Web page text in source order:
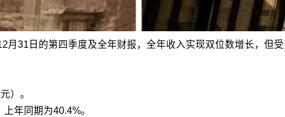
31日的第四季度及全年财报，全年收入实现双位数增长，但
）。
年同期为40.4%。